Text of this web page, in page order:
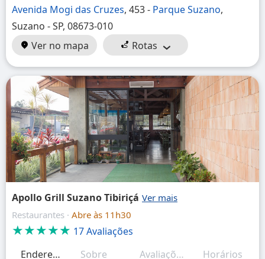
Avenida Mogi das Cruzes, 453 - Parque Suzano,
Suzano - SP, 08673-010
Ver no mapa
Rotas
Apollo Grill Suzano Tibiriçá
Restaurantes · Abre às 11h30
★★★★★ 17 Avaliações
Endereço
Sobre Avaliações Horários